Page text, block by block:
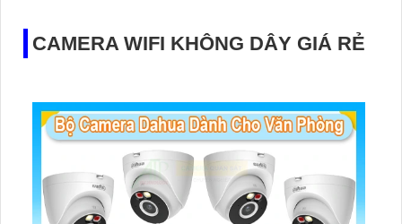
CAMERA WIFI KHÔNG DÂY GIÁ RẺ